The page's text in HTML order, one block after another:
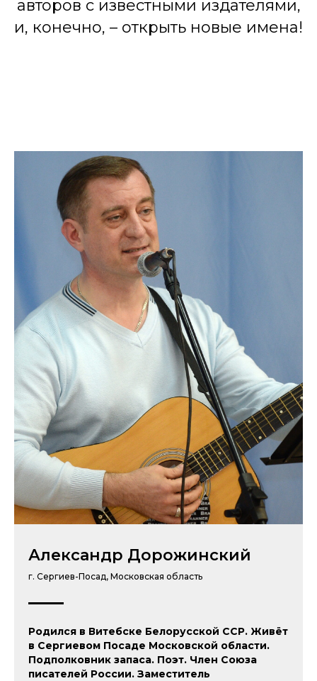
авторов с известными издателями,
и, конечно, – открыть новые имена!
Александр Дорожинский
г. Сергиев-Посад, Московская область
Родился в Витебске Белорусской ССР. Живёт
в Сергиевом Посаде Московской области.
Подполковник запаса. Поэт. Член Союза
писателей России. Заместитель